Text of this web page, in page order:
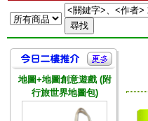
地圖+地圖創意遊戲 (附
行旅世界地圖包)